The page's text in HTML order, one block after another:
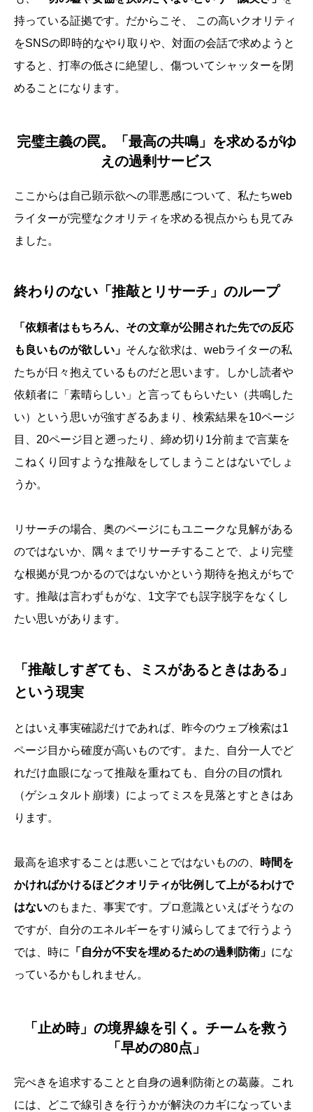
持っている証拠です。だからこそ、 この高いクオリティ
をSNSの即時的なやり取りや、対面の会話で求めようと
すると、打率の低さに絶望し、傷ついてシャッターを閉
めることになります。
完璧主義の罠。「最高の共鳴」を求めるがゆ
えの過剰サービス
ここからは自己顕示欲への罪悪感について、私たちweb
ライターが完璧なクオリティを求める視点からも見てみ
ました。
終わりのない「推敲とリサーチ」のループ
「依頼者はもちろん、その文章が公開された先での反応
も良いものが欲しい」 そんな欲求は、webライターの私
たちが日々抱えているものだと思います。しかし読者や
依頼者に「素晴らしい」と言ってもらいたい（共鳴した
い）という思いが強すぎるあまり、検索結果を10ページ
目、20ページ目と遡ったり、締め切り1分前まで言葉を
こねくり回すような推敲をしてしまうことはないでしょ
うか。
リサーチの場合、奥のページにもユニークな見解がある
のではないか、隅々までリサーチすることで、より完璧
な根拠が見つかるのではないかという期待を抱えがちで
す。推敲は言わずもがな、1文字でも誤字脱字をなくし
たい思いがあります。
「推敲しすぎても、ミスがあるときはある」
という現実
とはいえ事実確認だけであれば、昨今のウェブ検索は1
ページ目から確度が高いものです。また、自分一人でど
れだけ血眼になって推敲を重ねても、自分の目の慣れ
（ゲシュタルト崩壊）によってミスを見落とすときはあ
ります。
最高を追求することは悪いことではないものの、
時間を
かければかけるほどクオリティが比例して上がるわけで
はないのもまた、事実です。プロ意識といえばそうなの
ですが、自分のエネルギーをすり減らしてまで行うよう
では、時に
「自分が不安を埋めるための過剰防衛」 にな
っているかもしれません。
「止め時」の境界線を引く。チームを救う
「早めの80点」
完ぺきを追求することと自身の過剰防衛との葛藤。これ
には、どこで線引きを行うかが解決のカギになっていま